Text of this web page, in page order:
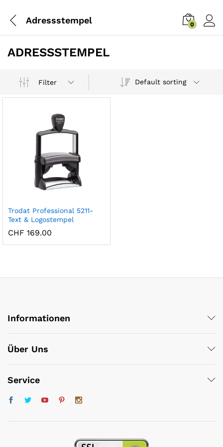
Adressstempel 0
ADRESSSTEMPEL
Filter Default sorting
Trodat Professional 5211-
Text & Logostempel
CHF 169.00
Informationen
Über Uns
Service